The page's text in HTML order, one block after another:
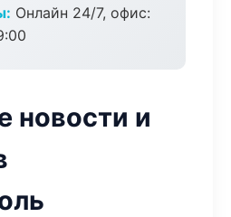
Онлайн 24/7, офис:
новости и